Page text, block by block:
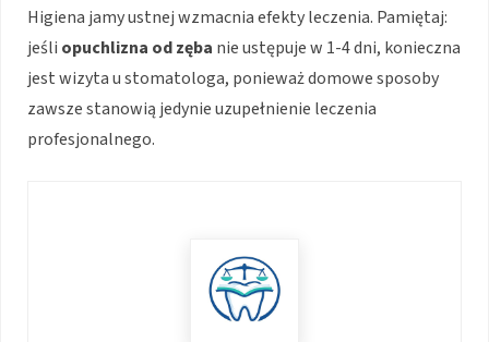
Higiena jamy ustnej wzmacnia efekty leczenia. Pamiętaj:
jeśli opuchlizna od zęba nie ustępuje w 1-4 dni, konieczna
jest wizyta u stomatologa, ponieważ domowe sposoby
zawsze stanowią jedynie uzupełnienie leczenia
profesjonalnego.